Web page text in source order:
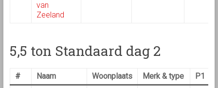
van
Zeeland
5,5 ton Standaard dag 2
# Naam Woonplaats Merk & type
P1